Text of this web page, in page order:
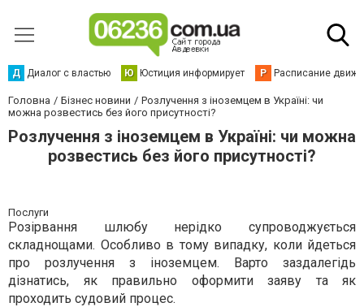
Д Диалог с властью Ю Юстиция информирует Р Расписание
Головна Бізнес новини
Розлучення з іноземцем в Україні: чи
можна розвестись без його присутності?
Розлучення з іноземцем в Україні: чи можна
розвестись без його присутності?
Послуги
Розірвання шлюбу нерідко супроводжується
складнощами. Особливо в тому випадку, коли йдеться
про розлучення з іноземцем. Варто заздалегідь
дізнатись, як правильно оформити заяву та як
проходить судовий процес.